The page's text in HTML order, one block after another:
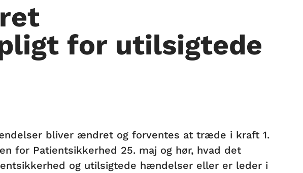
for utilsigtede
bliver ændret og forventes at træde i kraft 1.
for Patientsikkerhed 25. maj og hør, hvad det
og utilsigtede hændelser eller er leder i